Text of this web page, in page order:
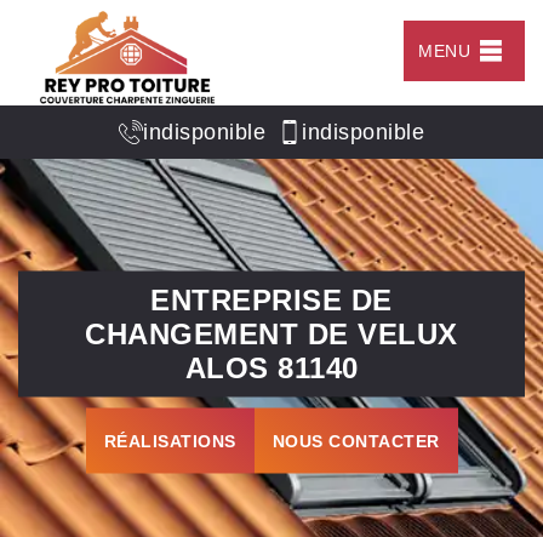
MENU
indisponible indisponible
ENTREPRISE DE
CHANGEMENT DE VELUX
ALOS 81140
RÉALISATIONS NOUS CONTACTER